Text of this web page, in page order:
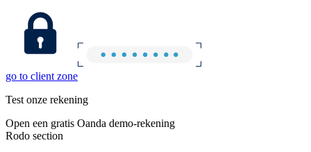
go to client zone
Test onze rekening
Open een gratis Oanda demo-rekening
Rodo section